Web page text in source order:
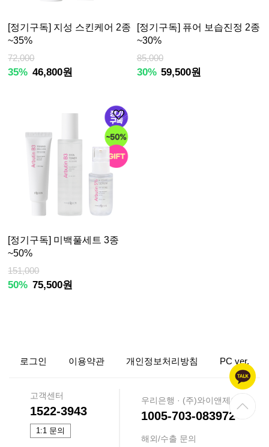
[정기구독] 지성 스킨케어 2종
~35%
72,000
35% 46,800원
[정기구독] 퓨어 보습진정 2종
~30%
85,000
30% 59,500원
[정기구독] 미백풀세트 3종
~50%
151,000
50% 75,500원
로그인 이용약관 개인정보처리방침 PC ver.
고객센터
1522-3943
1:1 문의
우리은행 · (주)와이앤제이
1005-703-083972
해외/수출 문의